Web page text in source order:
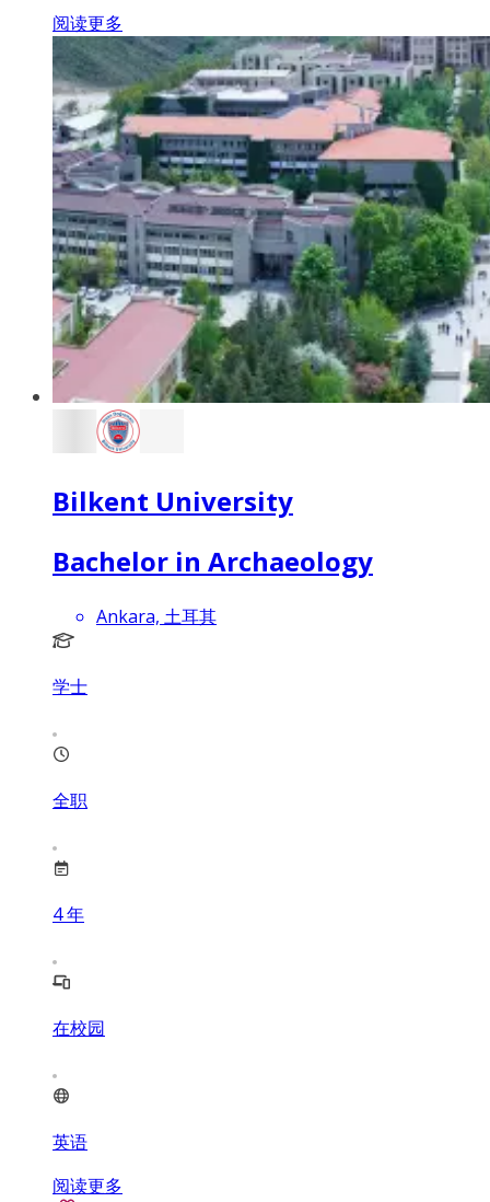
阅读更多
Bilkent University
Bachelor in Archaeology
Ankara, 土耳其
学士
全职
4年
在校园
英语
阅读更多